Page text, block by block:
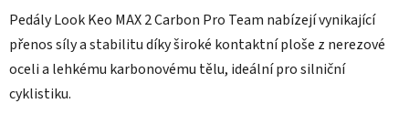
Pedály Look Keo MAX 2 Carbon Pro Team nabízejí vynikající
přenos síly a stabilitu díky široké kontaktní ploše z nerezové
oceli a lehkému karbonovému tělu, ideální pro silniční
cyklistiku.